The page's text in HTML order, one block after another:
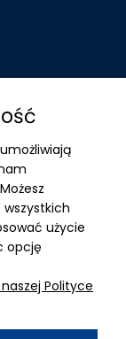
użycie
opcję
Polityce